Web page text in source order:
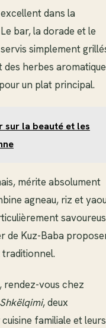
excellent dans la
bar, la dorade et le
simplement
des herbes
un plat principal.
sur la beauté et les
mérite absolument
agneau, riz et
de Kuz-Baba
traditionnel.
rendez-vous chez
, deux
familiale et leurs